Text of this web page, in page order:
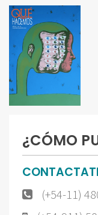
¿CÓMO
(+54-11)